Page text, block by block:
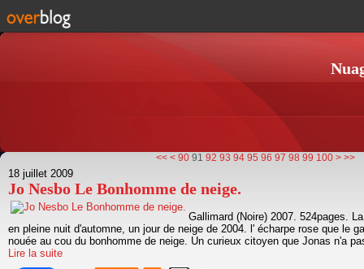
<< < 10
20
30
40
50
60
70
80
90 91 92 93 94 95 96 97 98 99 100 > >>
18 juillet 2009
Jo Nesbo Le Bonhomme de neige.
Gallimard (Noire) 2007. 524pages.
en pleine nuit d'automne, un jour de neige de 2004. l' écharpe rose que le
nouée au cou du bonhomme de neige. Un curieux citoyen que Jonas n'a
Lire la suite